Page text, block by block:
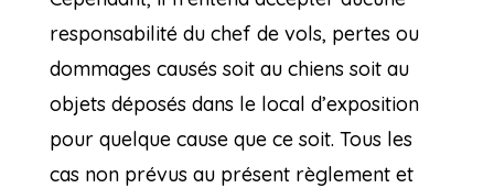
responsabilité du chef de vols, pertes ou
dommages causés soit au chiens soit au
objets déposés dans le local d’exposition
pour quelque cause que ce soit. Tous les
cas non prévus au présent règlement et